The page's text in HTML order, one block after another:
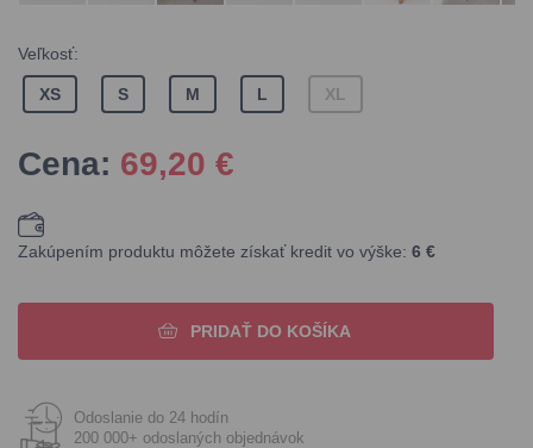
Veľkosť:
XS S M L XL
Cena: 69,20 €
Zakúpením produktu môžete získať kredit vo výške: 6 €
PRIDAŤ DO KOŠÍKA
Odoslanie do 24 hodín
200 000+ odoslaných objednávok